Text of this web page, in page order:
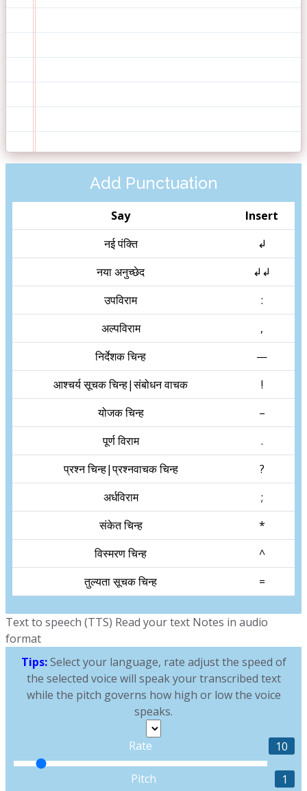
Add Punctuation
Say
Insert
नई पंक्ति
↲
नया अनुच्छेद
↲↲
उपविराम
:
अल्पविराम
,
निर्देशक चिन्ह
—
आश्चर्य सूचक चिन्ह|संबोधन वाचक
!
योजक चिन्ह
–
पूर्ण विराम
.
प्रश्न चिन्ह|प्रश्नवाचक चिन्ह
?
अर्धविराम
;
संकेत चिन्ह
*
विस्मरण चिन्ह
^
तुल्यता सूचक चिन्ह
=
Text to speech (TTS) Read your text Notes in audio
format
Tips: Select your language, rate adjust the speed of
the selected voice will speak your transcribed text
while the pitch governs how high or low the voice
speaks.
Rate 10
Pitch 1